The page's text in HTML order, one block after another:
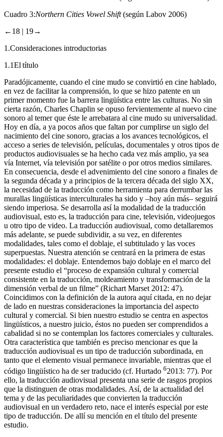
Cuadro 3:Northern Cities Vowel Shift(según Labov 2006)
←18 | 19→
1.Consideraciones introductorias
1.1El título
Paradójicamente, cuando el cine mudo se convirtió en cine hablado,
en vez de facilitar la comprensión, lo que se hizo patente en un
primer momento fue la barrera lingüística entre las culturas. No sin
cierta razón, Charles Chaplin se opuso fervientemente al nuevo cine
sonoro al temer que éste le arrebatara al cine mudo su universalidad.
Hoy en día, a ya pocos años que faltan por cumplirse un siglo del
nacimiento del cine sonoro, gracias a los avances tecnológicos, el
acceso a series de televisión, películas, documentales y otros tipos de
productos audiovisuales se ha hecho cada vez más amplio, ya sea
vía Internet, vía televisión por satélite o por otros medios similares.
En consecuencia, desde el advenimiento del cine sonoro a finales de
la segunda década y a principios de la tercera década del siglo XX,
la necesidad de la traducción como herramienta para derrumbar las
murallas lingüísticas interculturales ha sido y –hoy aún más– seguirá
siendo imperiosa. Se desarrolla así la modalidad de la traducción
audiovisual, esto es, la traducción para cine, televisión, videojuegos
u otro tipo de video. La traducción audiovisual, como detallaremos
más adelante, se puede subdividir, a su vez, en diferentes
modalidades, tales como el doblaje, el subtitulado y las voces
superpuestas. Nuestra atención se centrará en la primera de estas
modalidades: el doblaje. Entendemos bajo doblaje en el marco del
presente estudio el “proceso de expansión cultural y comercial
consistente en la traducción, moldeamiento y transformación de la
dimensión verbal de un filme” (Richart Marset 2012: 47).
Coincidimos con la definición de la autora aquí citada, en no dejar
de lado en nuestras consideraciones la importancia del aspecto
cultural y comercial. Si bien nuestro estudio se centra en aspectos
lingüísticos, a nuestro juicio, éstos no pueden ser comprendidos a
cabalidad si no se contemplan los factores comerciales y culturales.
Otra característica que también es preciso mencionar es que la
traducción audiovisual es un tipo de traducción subordinada, en
tanto que el elemento visual permanece invariable, mientras que el
código lingüístico ha de ser traducido (cf. Hurtado 62013: 77). Por
ello, la traducción audiovisual presenta una serie de rasgos propios
que la distinguen de otras modalidades. Así, de la actualidad del
tema y de las peculiaridades que convierten la traducción
audiovisual en un verdadero reto, nace el interés especial por este
tipo de traducción. De allí su mención en el título del presente
estudio.